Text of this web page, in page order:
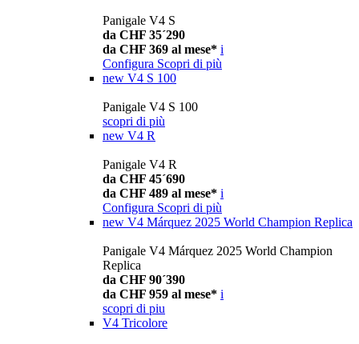
Panigale V4 S
da CHF 35´290
da CHF 369 al mese* i
Configura Scopri di più
new V4 S 100
Panigale V4 S 100
scopri di più
new V4 R
Panigale V4 R
da CHF 45´690
da CHF 489 al mese* i
Configura Scopri di più
new V4 Márquez 2025 World Champion Replica
Panigale V4 Márquez 2025 World Champion
Replica
da CHF 90´390
da CHF 959 al mese* i
scopri di piu
V4 Tricolore